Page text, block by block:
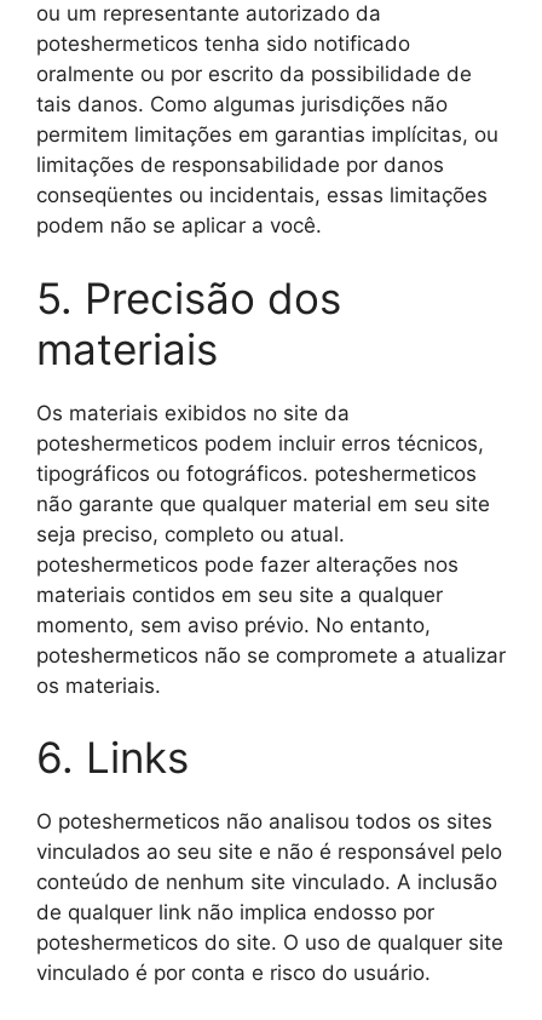
ou um representante autorizado da
poteshermeticos tenha sido notificado
oralmente ou por escrito da possibilidade de
tais danos. Como algumas jurisdições não
permitem limitações em garantias implícitas, ou
limitações de responsabilidade por danos
conseqüentes ou incidentais, essas limitações
podem não se aplicar a você.
5. Precisão dos
materiais
Os materiais exibidos no site da
poteshermeticos podem incluir erros técnicos,
tipográficos ou fotográficos. poteshermeticos
não garante que qualquer material em seu site
seja preciso, completo ou atual.
poteshermeticos pode fazer alterações nos
materiais contidos em seu site a qualquer
momento, sem aviso prévio. No entanto,
poteshermeticos não se compromete a atualizar
os materiais.
6. Links
O poteshermeticos não analisou todos os sites
vinculados ao seu site e não é responsável pelo
conteúdo de nenhum site vinculado. A inclusão
de qualquer link não implica endosso por
poteshermeticos do site. O uso de qualquer site
vinculado é por conta e risco do usuário.